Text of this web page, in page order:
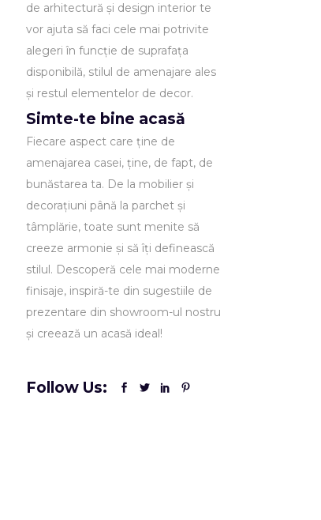
de arhitectură și design interior te
vor ajuta să faci cele mai potrivite
alegeri în funcție de suprafața
disponibilă, stilul de amenajare ales
și restul elementelor de decor.
Simte-te bine acasă
Fiecare aspect care ține de
amenajarea casei, ține, de fapt, de
bunăstarea ta. De la mobilier și
decorațiuni până la parchet și
tâmplărie, toate sunt menite să
creeze armonie și să îți definească
stilul. Descoperă cele mai moderne
finisaje, inspiră-te din sugestiile de
prezentare din showroom-ul nostru
și creează un acasă ideal!
Follow Us: